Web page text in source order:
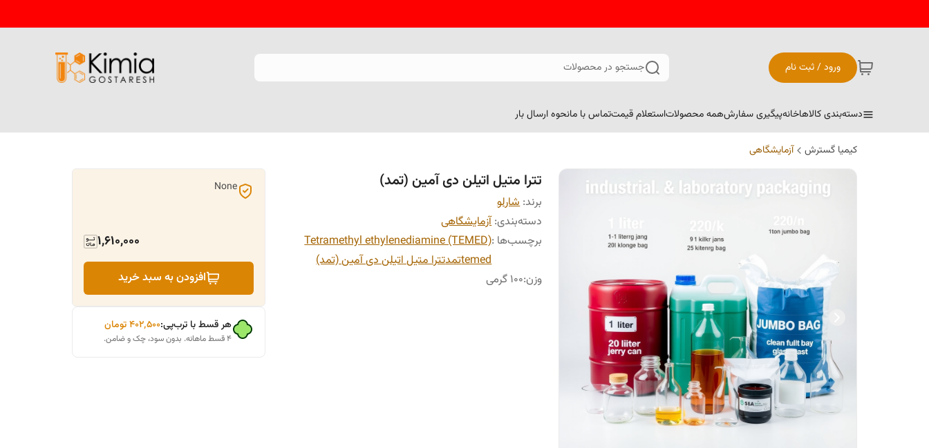
ورود / ثبت نام جستجو در محصولات
دسته‌بندی کالاهاخانهپیگیری سفارشهمه محصولاتاستعلام قیمتتماس با مانحوه ارسال بار
کیمیا گسترش آزمایشگاهی
تترا متیل اتیلن دی آمین (تمد)
برند:شارلو
دسته‌بندی:آزمایشگاهی
برچسب‌ها :Tetramethyl ethylenediamine (TEMED)
temedتمدتترا متیل اتیلن دی آمین (تمد)
وزن:100 گرمی
None
1,610,000
افزودن به سبد خرید
هر قسط با ترب‌پی:۴۰۲٬۵۰۰تومان
۴ قسط ماهانه. بدون سود، چک و ضامن.